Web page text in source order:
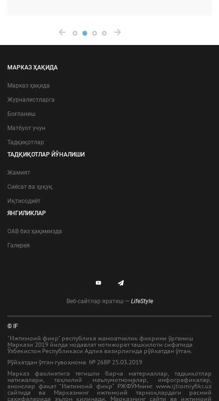
МАРКАЗ ҲАҚИДА
Марказ ҳақида
Журналистларга
Боғланиш
Матбуот учун
Тадқиқотлар
ТАДҚИҚОТЛАР ЙЎНАЛИШИ
Жамият
Сиёсат ва ҳуқуқ
Иқтисодиёт
ЯНГИЛИКЛАР
ОАВ биз ҳақимизда
Галерея
Веб-сайтлар яратиш — LifeStyle
© IF
"Ижтимоий фикр" республика жамоатчилик фикрини ўрганиш
Маркази 2019 йилда нодавлат нотижорат ташкилоти сифатида
Ўзбекистон Республикаси Адлия вазирлигида рўйхатдан ўтган.
Рўйхатдан ўтган гувоҳнома № 268Р 25.03.2019
Марказ фаолиятига тегишли барча материаллар, тадқиқотлар
натижалари, таҳлилий маълумотномалар, инфографикалар,
анонслар фақат “Ижтимоий фикр” РЖФЎМнинг www.ijtiomiyfikr.uz
сайтида ва Марказнинг ижтимоий тармоқлардаги расмий
саҳифаларида эълон қилинади. Марказнинг сайти ва ижтимоий